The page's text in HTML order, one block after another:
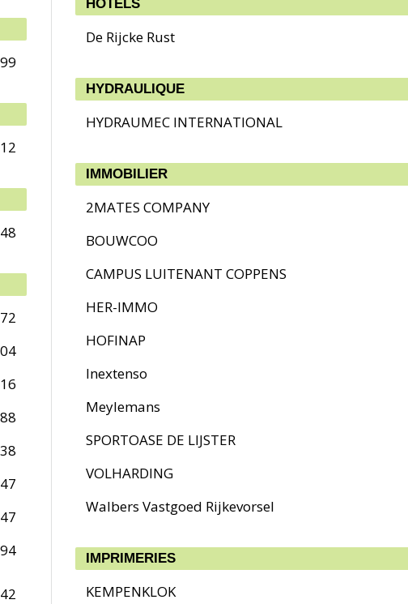
HÔTELS
De Rijcke Rust
HYDRAULIQUE
HYDRAUMEC INTERNATIONAL
IMMOBILIER
2MATES COMPANY
BOUWCOO
CAMPUS LUITENANT COPPENS
HER-IMMO
HOFINAP
Inextenso
Meylemans
SPORTOASE DE LIJSTER
VOLHARDING
Walbers Vastgoed Rijkevorsel
IMPRIMERIES
KEMPENKLOK